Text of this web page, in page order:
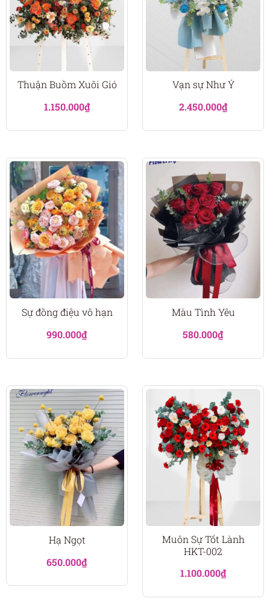
Thuận Buồm Xuôi Gió
1.150.000₫
Vạn sự Như Ý
2.450.000₫
Sự đồng điệu vô hạn
990.000₫
Màu Tình Yêu
580.000₫
Hạ Ngọt
650.000₫
Muôn Sự Tốt Lành
HKT-002
1.100.000₫